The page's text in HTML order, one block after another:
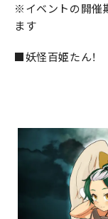
※イベントの開催
ます
■妖怪百姫たん！